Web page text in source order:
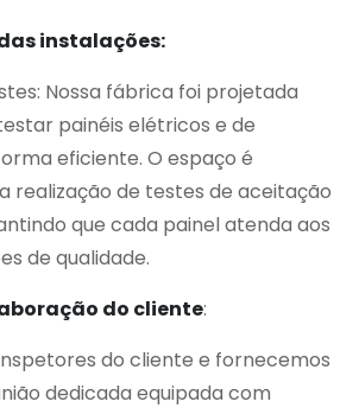
instalações:
Nossa fábrica foi projetada
painéis elétricos e de
eficiente. O espaço é
realização de testes de aceitação
que cada painel atenda aos
de qualidade.
do cliente:
do cliente e fornecemos
dedicada equipada com